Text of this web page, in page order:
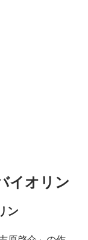
イオリン
ン